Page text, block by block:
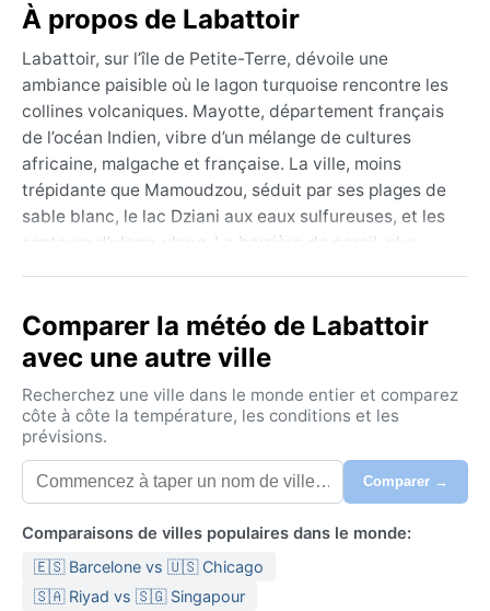
À propos de Labattoir
Labattoir, sur l’île de Petite-Terre, dévoile une
ambiance paisible où le lagon turquoise rencontre les
collines volcaniques. Mayotte, département français
de l’océan Indien, vibre d’un mélange de cultures
africaine, malgache et française. La ville, moins
trépidante que Mamoudzou, séduit par ses plages de
sable blanc, le lac Dziani aux eaux sulfureuses, et les
senteurs d’ylang-ylang. La barrière de corail, plus
des pirogues.
Sous le climat de savane tropicale (Aw), Labattoir
connaît deux saisons bien tranchées. L’été austral, de
novembre à avril, apporte chaleur moite (30 °C en
moyenne) et fortes pluies, avec une humidité souvent
étouffante. Les averses torrentielles tombent surtout
en après-midi. L’hiver, de mai à octobre, offre des
souvent dégagé. Le taux d’humidité reste élevé toute
l’année, mais moins accablant en hiver. Pour les
bagages, privilégier des vêtements légers en coton,
Comparer la météo de Labattoir
avec une autre ville
Recherchez une ville dans le monde entier et comparez
côte à côte la température, les conditions et les
prévisions.
Comparer →
Comparaisons de villes populaires dans le monde:
🇪🇸 Barcelone vs 🇺🇸 Chicago
🇸🇦 Riyad vs 🇸🇬 Singapour